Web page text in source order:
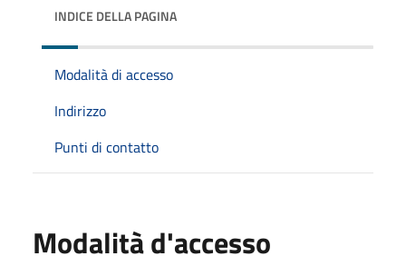
INDICE DELLA PAGINA
Modalità di accesso
Indirizzo
Punti di contatto
Modalità d'accesso